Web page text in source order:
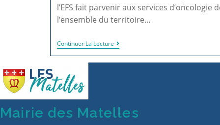
l’EFS fait parvenir aux services d’oncologie
l’ensemble du territoire…
Continuer La Lecture
Mairie des Matelles